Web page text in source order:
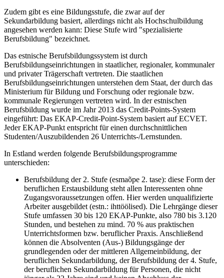
Zudem gibt es eine Bildungsstufe, die zwar auf der
Sekundarbildung basiert, allerdings nicht als Hochschulbildung
angesehen werden kann: Diese Stufe wird "spezialisierte
Berufsbildung" bezeichnet.
Das estnische Berufsbildungssystem ist durch
Berufsbildungseinrichtungen in staatlicher, regionaler, kommunaler
und privater Trägerschaft vertreten. Die staatlichen
Berufsbildungseinrichtungen unterstehen dem Staat, der durch das
Ministerium für Bildung und Forschung oder regionale bzw.
kommunale Regierungen vertreten wird. In der estnischen
Berufsbildung wurde im Jahr 2013 das Credit-Points-System
eingeführt: Das EKAP-Credit-Point-System basiert auf ECVET.
Jeder EKAP-Punkt entspricht für einen durchschnittlichen
Studenten/Auszubildenden 26 Unterrichts-/Lernstunden.
In Estland werden folgende Berufsbildungsprogramme
unterschieden:
Berufsbildung der 2. Stufe (esmaõpe 2. tase): diese Form der
beruflichen Erstausbildung steht allen Interessenten ohne
Zugangsvoraussetzungen offen. Hier werden unqualifizierte
Arbeiter ausgebildet (estn.: ihttöölised). Die Lehrgänge dieser
Stufe umfassen 30 bis 120 EKAP-Punkte, also 780 bis 3.120
Stunden, und bestehen zu mind. 70 % aus praktischen
Unterrichtsformen bzw. beruflicher Praxis. Anschließend
können die Absolventen (Aus-) Bildungsgänge der
grundlegenden oder der mittleren Allgemeinbildung, der
beruflichen Sekundarbildung, der Berufsbildung der 4. Stufe,
der beruflichen Sekundarbildung für Personen, die nicht